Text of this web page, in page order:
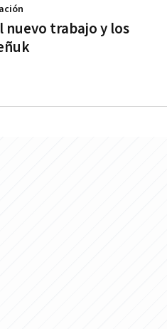
nuevo trabajo y los